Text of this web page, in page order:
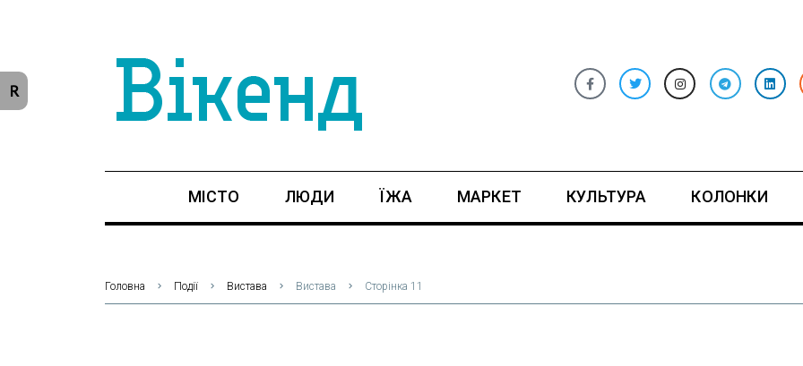
МІСТО ЛЮДИ ЇЖА МАРКЕТ КУЛЬТУРА КОЛОНКИ
Головна Події Вистава Вистава Сторінка 11
R